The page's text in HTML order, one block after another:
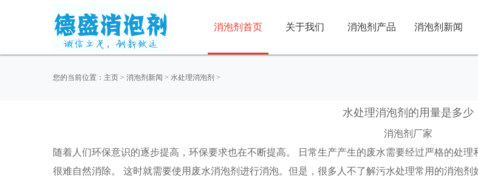
消泡剂首页 关于我们 消泡剂产品 消泡剂新闻
您的当前位置： 主页 > 消泡剂新闻 > 水处理消泡剂 >
水处理消泡剂的用量是多少
消泡剂厂家
随着人们环保意识的逐步提高，环保要求也在不断提高。 日常生产产生的废水需要经过严格的处
很难自然消除。 这时就需要使用废水消泡剂进行消泡。但是，很多人不了解污水处理常用的消泡